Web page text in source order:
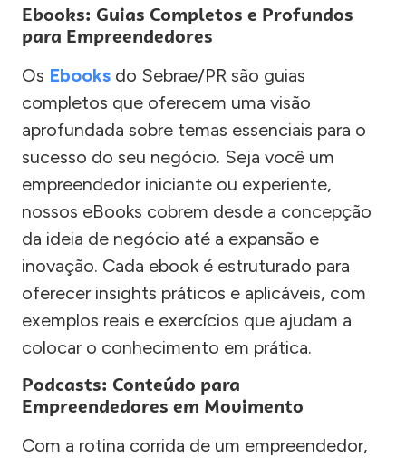
Ebooks: Guias Completos e Profundos
para Empreendedores
Os Ebooks do Sebrae/PR são guias
completos que oferecem uma visão
aprofundada sobre temas essenciais para o
sucesso do seu negócio. Seja você um
empreendedor iniciante ou experiente,
nossos eBooks cobrem desde a concepção
da ideia de negócio até a expansão e
inovação. Cada ebook é estruturado para
oferecer insights práticos e aplicáveis, com
exemplos reais e exercícios que ajudam a
colocar o conhecimento em prática.
Podcasts: Conteúdo para
Empreendedores em Movimento
Com a rotina corrida de um empreendedor,